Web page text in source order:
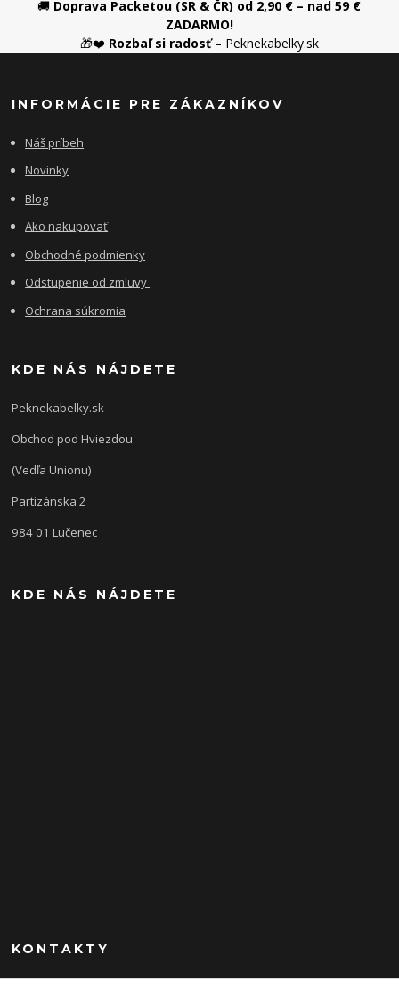
🚚 Doprava Packetou (SR & ČR) od 2,90 € – nad 59 €
ZADARMO!
🎁❤️ Rozbaľ si radosť– Peknekabelky.sk
INFORMÁCIE PRE ZÁKAZNÍKOV
Náš príbeh
Novinky
Blog
Ako nakupovať
Obchodné podmienky
Odstupenie od zmluvy
Ochrana súkromia
KDE NÁS NÁJDETE
Peknekabelky.sk
Obchod pod Hviezdou
(Vedľa Unionu)
Partizánska 2
984 01 Lučenec
KDE NÁS NÁJDETE
KONTAKTY